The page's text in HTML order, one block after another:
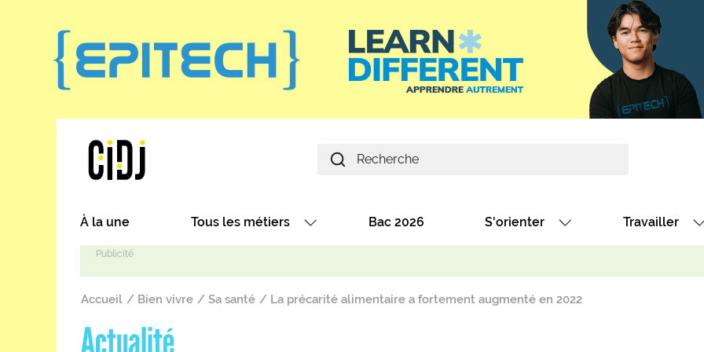
Main navigation
À la une Tous les métiers Bac 2026 S'orienter Travailler
Fil d'Ariane
Accueil Bien vivre Sa santé La précarité alimentaire a fortement augmenté en 2022
Actualité